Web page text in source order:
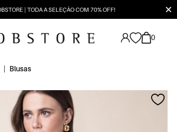
| TODA A SELEÇÃO COM 70% OFF! ✕
0
Blusas